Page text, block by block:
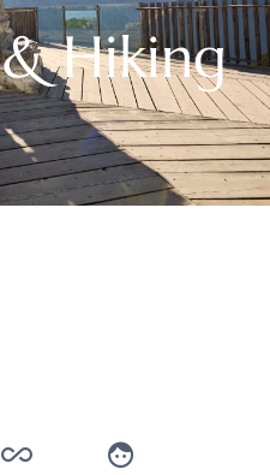
Hiking